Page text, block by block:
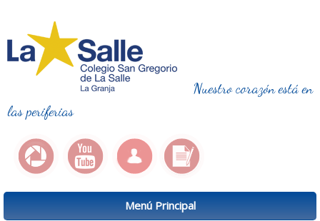
Nuestro corazón está en
las periferias
Menú Principal